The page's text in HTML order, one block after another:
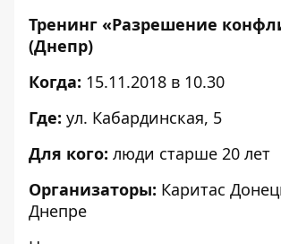
Тренинг «Разрешение
(Днепр)
Когда: 15.11.2018 в 10.30
Где: ул. Кабардинская, 5
Для кого: люди старше 20 лет
Организаторы: Каритас
Днепре